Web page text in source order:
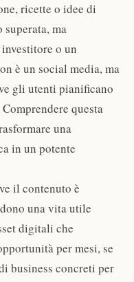
ricette o idee di
ma
o un
è un social media, ma
gli utenti pianificano
questa
una
in un potente
il contenuto è
una vita utile
digitali che
per mesi, se
business concreti per